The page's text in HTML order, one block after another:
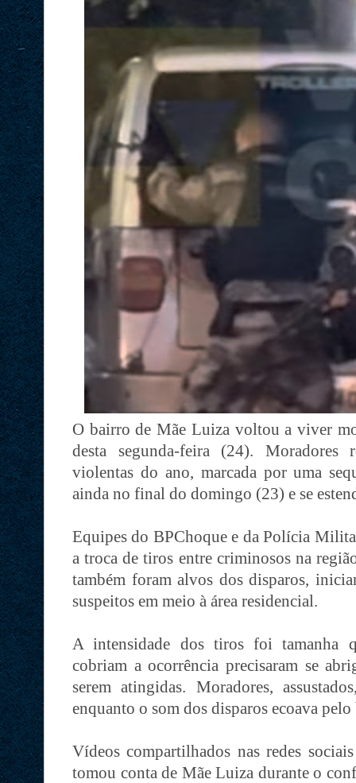
O bairro de Mãe Luiza voltou a viver
desta segunda-feira (24). Moradores
violentas do ano, marcada por uma
ainda no final do domingo (23) e se
Equipes do BPChoque e da Polícia
a troca de tiros entre criminosos na
também foram alvos dos disparos,
suspeitos em meio à área residencial.
A intensidade dos tiros foi tamanha
cobriam a ocorrência precisaram se
serem atingidas. Moradores,
enquanto o som dos disparos ecoava
Vídeos compartilhados nas redes
tomou conta de Mãe Luiza durante o